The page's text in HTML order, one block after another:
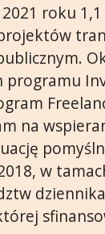
roku
programu
na
w